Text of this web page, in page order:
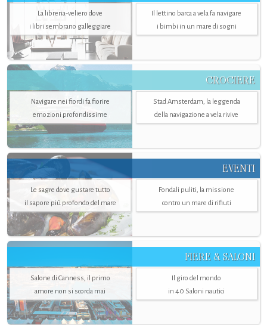
La libreria-veliero dove
i libri sembrano galleggiare
Il lettino barca a vela fa navigare
i bimbi in un mare di sogni
CROCIERE
Navigare nei fiordi fa fiorire
emozioni profondissime
Stad Amsterdam, la leggenda
della navigazione a vela rivive
EVENTI
Le sagre dove gustare tutto
il sapore più profondo del mare
Fondali puliti, la missione
contro un mare di rifiuti
FIERE & SALONI
Salone di Canness, il primo
amore non si scorda mai
Il giro del mondo
in 40 Saloni nautici